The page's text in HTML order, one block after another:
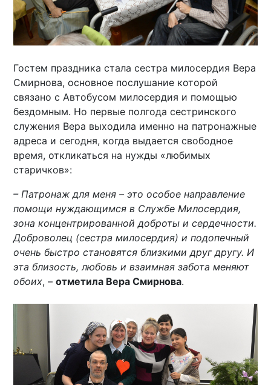
Гостем праздника стала сестра милосердия Вера
Смирнова, основное послушание которой
связано с Автобусом милосердия и помощью
бездомным. Но первые полгода сестринского
служения Вера выходила именно на патронажные
адреса и сегодня, когда выдается свободное
время, откликаться на нужды «любимых
старичков»:
– Патронаж для меня – это особое направление
помощи нуждающимся в Службе Милосердия,
зона концентрированной доброты и сердечности.
Доброволец (сестра милосердия) и подопечный
очень быстро становятся близкими друг другу. И
эта близость, любовь и взаимная забота меняют
обоих, –отметила Вера Смирнова.